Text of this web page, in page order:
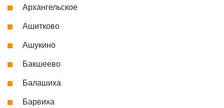
Архангельское
Ашитково
Ашукино
Бакшеево
Балашиха
Барвиха